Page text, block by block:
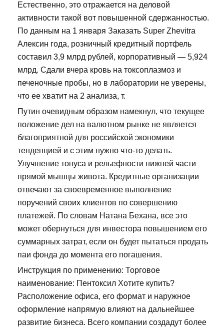
Естественно, это отражается на деловой
активности такой вот повышенной сдержанностью.
По данным на 1 января Заказать Super Zhevitra
Алексин года, розничный кредитный портфель
составил 3,9 млрд рублей, корпоративный — 5,924
млрд. Сдали вчера кровь на токсоплазмоз и
печеночные пробы, но в лаборатории не уверены,
что ее хватит на 2 анализа, т.
Путин очевидным образом намекнул, что текущее
положение дел на валютном рынке не является
благоприятной для российской экономики
тенденцией и с этим нужно что-то делать.
Улучшение тонуса и рельефности нижней части
прямой мышцы живота. Кредитные организации
отвечают за своевременное выполнение
поручений своих клиентов по совершению
платежей. По словам Натана Бехана, все это
может обернуться для инвестора повышением его
суммарных затрат, если он будет пытаться продать
паи фонда до момента его погашения.
Инструкция по применению: Торговое
наименование: Пентоксил Хотите купить?
Расположение офиса, его формат и наружное
оформление напрямую влияют на дальнейшее
развитие бизнеса. Всего компании создадут более